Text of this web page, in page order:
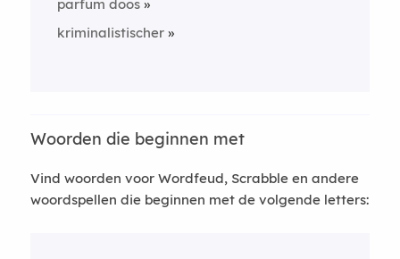
parfum doos
kriminalistischer
Woorden die beginnen met
Vind woorden voor Wordfeud, Scrabble en andere
woordspellen die beginnen met de volgende letters: